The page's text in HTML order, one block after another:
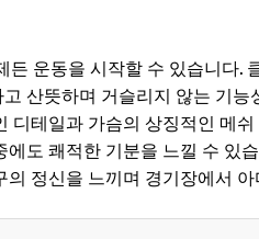
든 운동을 시작할 수 있습니다.
산뜻하며 거슬리지 않는 기능
디테일과 가슴의 상징적인 메
도 쾌적한 기분을 느낄 수 있
정신을 느끼며 경기장에서